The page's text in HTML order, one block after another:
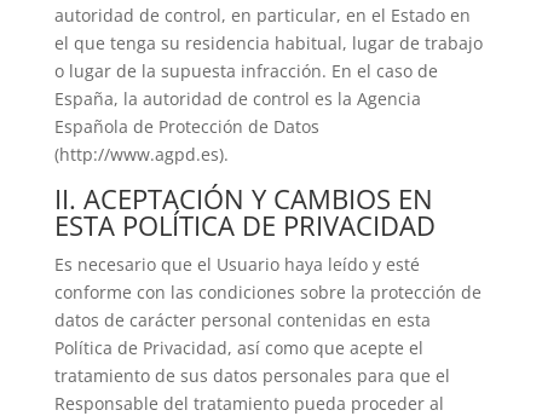
autoridad de control, en particular, en el Estado en
el que tenga su residencia habitual, lugar de trabajo
o lugar de la supuesta infracción. En el caso de
España, la autoridad de control es la Agencia
Española de Protección de Datos
(http://www.agpd.es).
II. ACEPTACIÓN Y CAMBIOS EN
ESTA POLÍTICA DE PRIVACIDAD
Es necesario que el Usuario haya leído y esté
conforme con las condiciones sobre la protección de
datos de carácter personal contenidas en esta
Política de Privacidad, así como que acepte el
tratamiento de sus datos personales para que el
Responsable del tratamiento pueda proceder al